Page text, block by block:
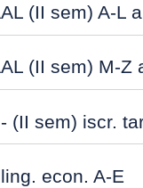
(II sem) A-L
(II sem) M-Z
(II sem) iscr.
econ. A-E